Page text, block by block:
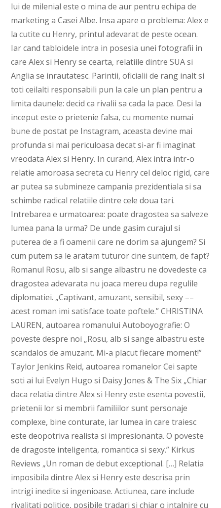
lui de milenial este o mina de aur pentru echipa de
marketing a Casei Albe. Insa apare o problema: Alex e
la cutite cu Henry, printul adevarat de peste ocean.
Iar cand tabloidele intra in posesia unei fotografii in
care Alex si Henry se cearta, relatiile dintre SUA si
Anglia se inrautatesc. Parintii, oficialii de rang inalt si
toti ceilalti responsabili pun la cale un plan pentru a
limita daunele: decid ca rivalii sa cada la pace. Desi la
inceput este o prietenie falsa, cu momente numai
bune de postat pe Instagram, aceasta devine mai
profunda si mai periculoasa decat si-ar fi imaginat
vreodata Alex si Henry. In curand, Alex intra intr-o
relatie amoroasa secreta cu Henry cel deloc rigid, care
ar putea sa submineze campania prezidentiala si sa
schimbe radical relatiile dintre cele doua tari.
Intrebarea e urmatoarea: poate dragostea sa salveze
lumea pana la urma? De unde gasim curajul si
puterea de a fi oamenii care ne dorim sa ajungem? Si
cum putem sa le aratam tuturor cine suntem, de fapt?
Romanul Rosu, alb si sange albastru ne dovedeste ca
dragostea adevarata nu joaca mereu dupa regulile
diplomatiei. „Captivant, amuzant, sensibil, sexy ––
acest roman imi satisface toate poftele.” CHRISTINA
LAUREN, autoarea romanului Autoboyografie: O
poveste despre noi „Rosu, alb si sange albastru este
scandalos de amuzant. Mi-a placut fiecare moment!”
Taylor Jenkins Reid, autoarea romanelor Cei sapte
soti ai lui Evelyn Hugo si Daisy Jones & The Six „Chiar
daca relatia dintre Alex si Henry este esenta povestii,
prietenii lor si membrii familiilor sunt personaje
complexe, bine conturate, iar lumea in care traiesc
este deopotriva realista si impresionanta. O poveste
de dragoste inteligenta, romantica si sexy.” Kirkus
Reviews „Un roman de debut exceptional. […] Relatia
imposibila dintre Alex si Henry este descrisa prin
intrigi inedite si ingenioase. Actiunea, care include
rivalitati politice, posibile tradari si chiar o intalnire cu